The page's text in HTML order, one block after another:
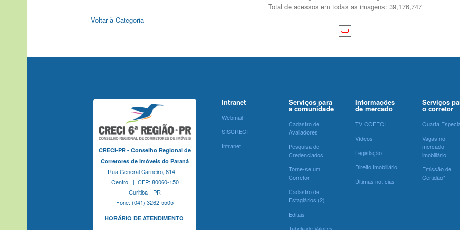
Total de acessos em todas as imagens: 39,176,747
Voltar à Categoria
CRECI-PR - Conselho Regional de
Corretores de Imóveis do Paraná
Rua General Carneiro, 814 -
Centro | CEP: 80060-150
Curitiba - PR
Fone: (041) 3262-5505
HORÁRIO DE ATENDIMENTO
Intranet
Webmail
SISCRECI
Intranet
Serviços para
a comunidade
Cadastro de
Avaliadores
Pesquisa de
Credenciados
Torne-se um
Corretor
Cadastro de
Estagiários (2)
Editais
Informações
de mercado
TV COFECI
Vídeos
Legislação
Direito Imobiliário
Últimas notícias
Serviços
o corretor
Quarta
Vagas no
mercado
imobiliário
Emissão de
Certidão*